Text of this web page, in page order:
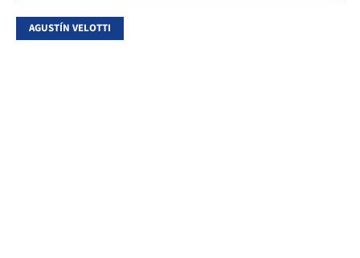
AGUSTÍN VELOTTI